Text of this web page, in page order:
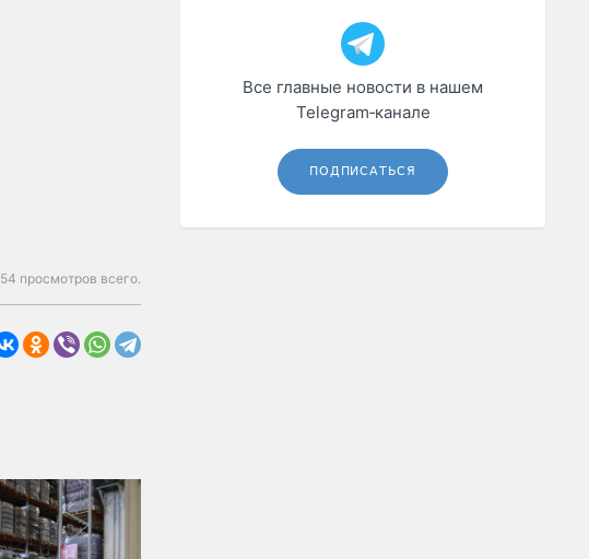
54 просмотров всего.
Все главные новости в нашем
Telegram‑канале
ПОДПИСАТЬСЯ